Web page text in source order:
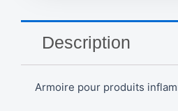
gallons,
x
65"
18"
Description
Armoire pour produits